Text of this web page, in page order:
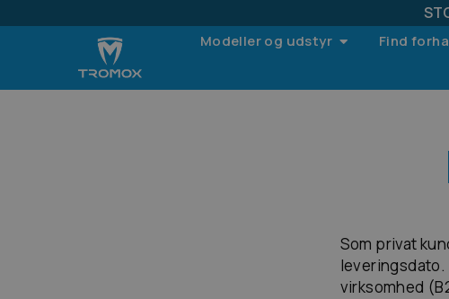
Modeller og udstyr Find
Som privat
virksomhed